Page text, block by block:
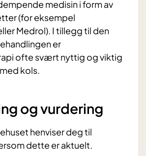
medisin i form av
(for eksempel
Medrol). I tillegg til den
er
ofte svært nyttig og viktig
kols.
og vurdering
henviser deg til
dette er aktuelt.